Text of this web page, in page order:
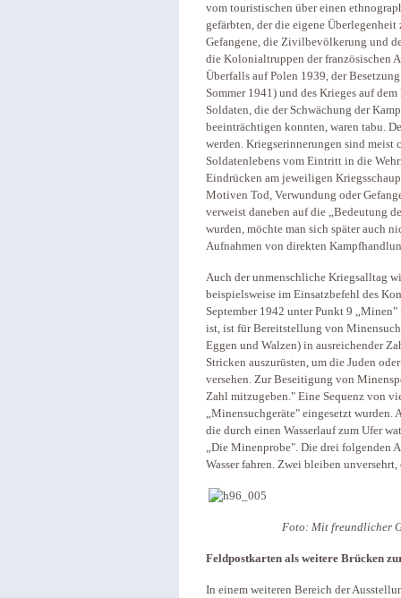
vom touristischen über einen
gefärbten, der die eigene
Gefangene, die Zivilbevölkerung und
die Kolonialtruppen der französischen
Überfalls auf Polen 1939, der
Sommer 1941) und des Krieges auf
Soldaten, die der Schwächung der
beeinträchtigen konnten, waren tabu.
werden. Kriegserinnerungen sind meist
Soldatenlebens vom Eintritt in die
Eindrücken am jeweiligen
Motiven Tod, Verwundung oder
verweist daneben auf die „Bedeutung
wurden, möchte man sich später auch
Aufnahmen von direkten
Auch der unmenschliche Kriegsalltag
beispielsweise im Einsatzbefehl des
September 1942 unter Punkt 9
ist, ist für Bereitstellung von
Eggen und Walzen) in ausreichender
Stricken auszurüsten, um die Juden
versehen. Zur Beseitigung von
Zahl mitzugeben." Eine Sequenz von
„Minensuchgeräte" eingesetzt wurden.
die durch einen Wasserlauf zum Ufer
„Die Minenprobe". Die drei folgenden
Wasser fahren. Zwei bleiben
Foto: Mit freundlicher
Feldpostkarten als weitere Brücken
In einem weiteren Bereich der